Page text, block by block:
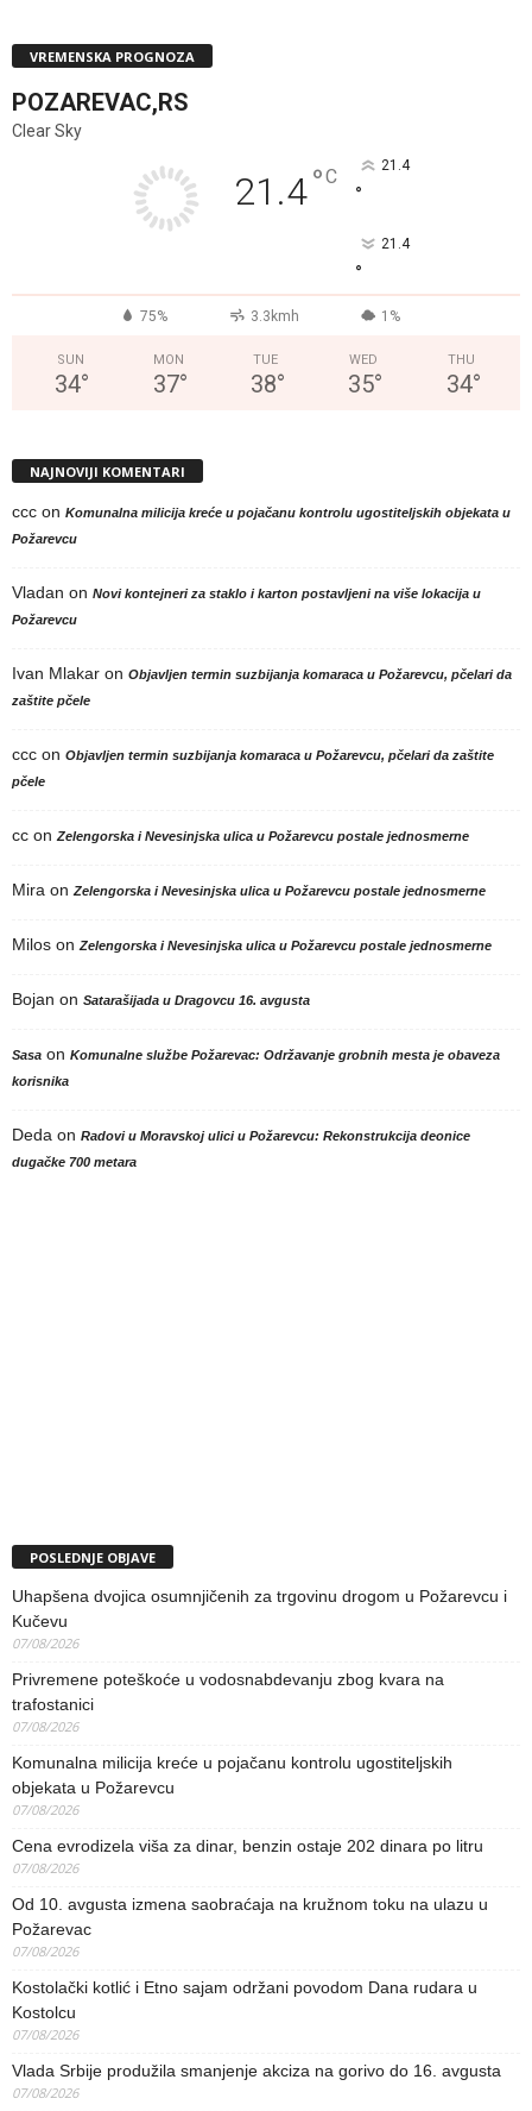
VREMENSKA PROGNOZA
POZAREVAC,RS
Clear Sky
21.4°C 21.4
°
21.4
°
75% 3.3kmh 1%
SUN
34°
MON
37°
TUE
38°
WED
35°
THU
34°
NAJNOVIJI KOMENTARI
ccc on Komunalna milicija kreće u pojačanu kontrolu ugostiteljskih objekata u
Požarevcu
Vladan on Novi kontejneri za staklo i karton postavljeni na više lokacija u
Požarevcu
Ivan Mlakar on Objavljen termin suzbijanja komaraca u Požarevcu, pčelari da
zaštite pčele
ccc on Objavljen termin suzbijanja komaraca u Požarevcu, pčelari da zaštite
pčele
cc on Zelengorska i Nevesinjska ulica u Požarevcu postale jednosmerne
Mira on Zelengorska i Nevesinjska ulica u Požarevcu postale jednosmerne
Milos on Zelengorska i Nevesinjska ulica u Požarevcu postale jednosmerne
Bojan on Satarašijada u Dragovcu 16. avgusta
Sasa on Komunalne službe Požarevac: Održavanje grobnih mesta je obaveza
korisnika
Deda on Radovi u Moravskoj ulici u Požarevcu: Rekonstrukcija deonice
dugačke 700 metara
POSLEDNJE OBJAVE
Uhapšena dvojica osumnjičenih za trgovinu drogom u Požarevcu i
Kučevu
07/08/2026
Privremene poteškoće u vodosnabdevanju zbog kvara na
trafostanici
07/08/2026
Komunalna milicija kreće u pojačanu kontrolu ugostiteljskih
objekata u Požarevcu
07/08/2026
Cena evrodizela viša za dinar, benzin ostaje 202 dinara po litru
07/08/2026
Od 10. avgusta izmena saobraćaja na kružnom toku na ulazu u
Požarevac
07/08/2026
Kostolački kotlić i Etno sajam održani povodom Dana rudara u
Kostolcu
07/08/2026
Vlada Srbije produžila smanjenje akciza na gorivo do 16. avgusta
07/08/2026